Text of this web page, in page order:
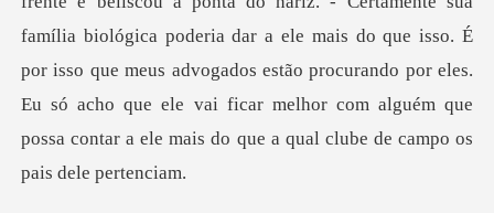
família biológica poderia dar